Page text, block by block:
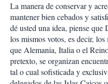
La manera de conservar y
mantener bien cebados y
dé usted una idea, piense
los mismos votos, es decir,
que Alemania, Italia o el
pretexto, se organizan
tal o cual sofisticada y